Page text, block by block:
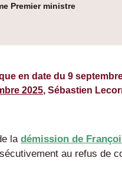
Premier ministre
en date du 9
2025, Sébastien
ladémission de
au refus de